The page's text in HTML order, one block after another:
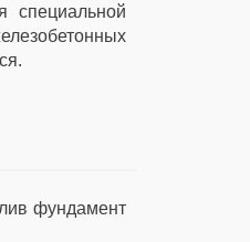
специальной
фундамент